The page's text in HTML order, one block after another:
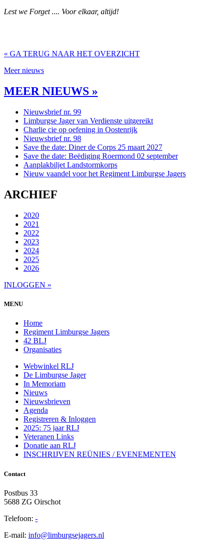
Lest we Forget .... Voor elkaar, altijd!
« GA TERUG NAAR HET OVERZICHT
Meer nieuws
MEER NIEUWS »
Nieuwsbrief nr. 99
Limburgse Jager van Verdienste uitgereikt
Charlie cie op oefening in Oostenrijk
Nieuwsbrief nr. 98
Save the date: Diner de Corps 25 maart 2027
Save the date: Beëdiging Roermond 02 september
Aanplakbiljet Landstormkorps
Nieuw vaandel voor het Regiment Limburgse Jagers
ARCHIEF
2020
2021
2022
2023
2024
2025
2026
INLOGGEN »
MENU
Home
Regiment Limburgse Jagers
42 BLJ
Organisaties
Webwinkel RLJ
De Limburgse Jager
In Memoriam
Nieuws
Nieuwsbrieven
Agenda
Registreren & Inloggen
2025: 75 jaar RLJ
Veteranen Links
Donatie aan RLJ
INSCHRIJVEN REÜNIES / EVENEMENTEN
Contact
Postbus 33
5688 ZG Oirschot
Telefoon: -
E-mail: info@limburgsejagers.nl